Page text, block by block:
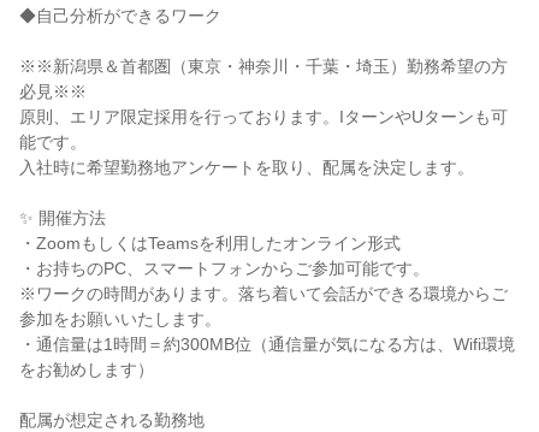
◆自己分析ができるワーク
※※新潟県＆首都圏（東京・神奈川・千葉・埼玉）勤務希望の方
必見※※
原則、エリア限定採用を行っております。IターンやUターンも可
能です。
入社時に希望勤務地アンケートを取り、配属を決定します。
✨ 開催方法
・ZoomもしくはTeamsを利用したオンライン形式
・お持ちのPC、スマートフォンからご参加可能です。
※ワークの時間があります。落ち着いて会話ができる環境からご
参加をお願いいたします。
・通信量は1時間＝約300MB位（通信量が気になる方は、Wifi環境
をお勧めします）
配属が想定される勤務地